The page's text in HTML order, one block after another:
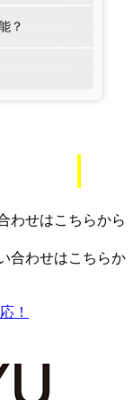
？
わせはこちらから
！